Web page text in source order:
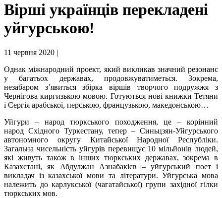
Вірші українців перекладені
уйгурською!
11 червня 2020 |
Однак міжнародний проект, який викликав значний резонанс
у багатьох державах, продовжуватиметься. Зокрема,
незабаром з’явиться збірка віршів творчого подружжя з
Чернігова киргизькою мовою. Готуються нові книжки Тетяни
і Сергія арабської, перською, французькою, македонською…
Уйгури – народ тюркського походження, це – корінний
народ Східного Туркестану, тепер – Синьцзян-Уйгурського
автономного округу Китайської Народної Республіки.
Загальна чисельність уйгурів перевищує 10 мільйонів людей,
які живуть також в інших тюркських державах, зокрема в
Казахстані, як Абдулжан Азнабакієв – уйгурський поет і
викладач із казахської мови та літератури. Уйгурська мова
належить до карлукської (чагатайської) групи західної гілки
тюркських мов.